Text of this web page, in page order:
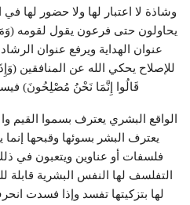
وشاذة لا اعتبار لها ولا حضور لها
يحاولون حتى فرعون يقول لقومه
عنوان الهداية ويرفع عنوان
للإصلاح يحكي الله عن المنافقين
قَالُوا إِنَّمَا نَحْنُ مُصْلِحُونَ)
الواقع البشري يعترف بسموا القيم
يعترف البشر بسوئها وقبحها
فلسفات أو عناوين ويتعبون في
التفلسف لها النفس البشرية قابلة
لها بتزكيتها تفسد وإذا فسدت